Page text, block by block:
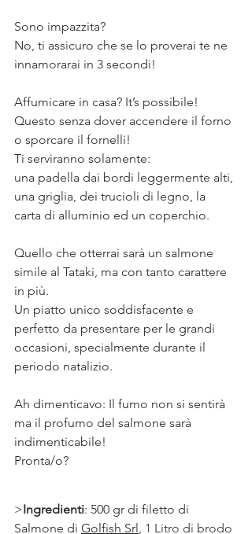
Sono impazzita? ⠀
No, ti assicuro che se lo proverai te ne
innamorarai in 3 secondi!⠀
Affumicare in casa? It’s possibile!
Questo senza dover accendere il forno
o sporcare il fornelli!⠀
Ti serviranno solamente:⠀
una padella dai bordi leggermente alti,
una griglia, dei trucioli di legno, la
carta di alluminio ed un coperchio. ⠀
Quello che otterrai sarà un salmone
simile al Tataki, ma con tanto carattere
in più. ⠀
Un piatto unico soddisfacente e
perfetto da presentare per le grandi
occasioni, specialmente durante il
periodo natalizio.⠀
Ah dimenticavo: Il fumo non si sentirà
ma il profumo del salmone sarà
indimenticabile!
Pronta/o?
>Ingredienti: 500 gr di filetto di
Salmone di Golfish Srl, 1 Litro di brodo